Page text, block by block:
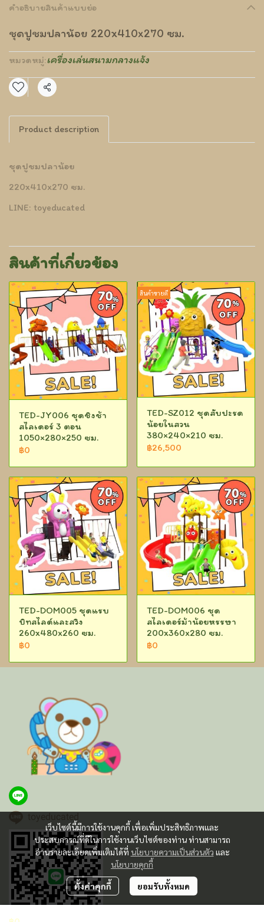
คำอธิบายสินค้าแบบย่อ
ชุดปูชมปลาน้อย 220x410x270 ซม.
หมวดหมู่:เครื่องเล่นสนามกลางแจ้ง
แชร์
Product description
ชุดปูชมปลาน้อย
220x410x270 ซม.
LINE: toyeducated
สินค้าที่เกี่ยวข้อง
TED-JY006 ชุดชิงช้า
สไลเดอร์ 3 ตอน
1050×280×250 ซม.
฿0
สินค้าขายดี
TED-SZ012 ชุดสับปะรด
น้อยในสวน
380×240×210 ซม.
฿26,500
TED-DOM005 ชุดแรบ
บิทสไลด์และสวิง
260x480x260 ซม.
฿0
TED-DOM006 ชุด
สไลเดอร์ม้าน้อยหรรษา
200x360x280 ซม.
฿0
เว็บไซต์นี้มีการใช้งานคุกกี้ เพื่อเพิ่มประสิทธิภาพและ
ประสบการณ์ที่ดีในการใช้งานเว็บไซต์ของท่าน ท่านสามารถ
อ่านรายละเอียดเพิ่มเติมได้ที่ นโยบายความเป็นส่วนตัว และ
นโยบายคุกกี้
ตั้งค่าคุกกี้ ยอมรับทั้งหมด